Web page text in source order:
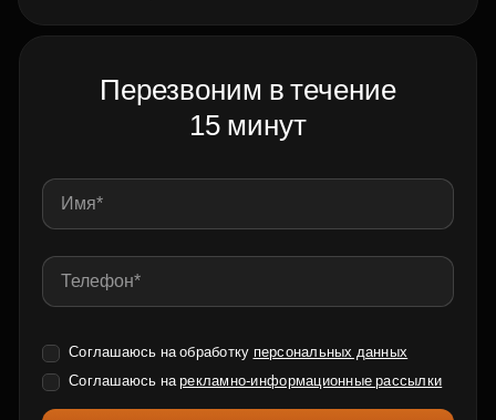
Перезвоним в течение
15 минут
Соглашаюсь на обработку персональных данных
Соглашаюсь нарекламно-информационные рассылки